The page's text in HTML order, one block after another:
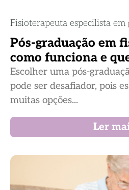
Fisioterapeuta especilista
Pós-graduação em
como funciona e
Escolher uma pós-
pode ser desafiador, pois
muitas opções...
Ler